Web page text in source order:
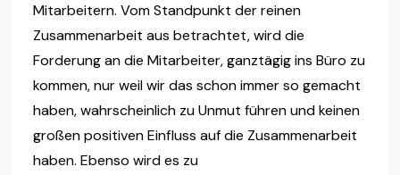
Mitarbeitern. Vom Standpunkt der reinen
Zusammenarbeit aus betrachtet, wird die
Forderung an die Mitarbeiter, ganztägig ins Büro zu
kommen, nur weil wir das schon immer so gemacht
haben, wahrscheinlich zu Unmut führen und keinen
großen positiven Einfluss auf die Zusammenarbeit
haben. Ebenso wird es zu